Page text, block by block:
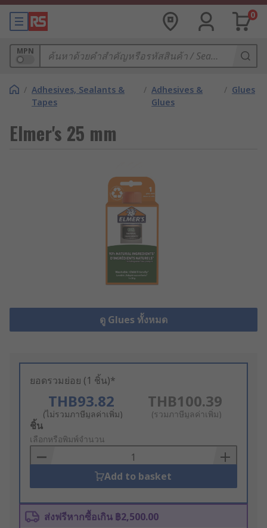
0
MPN
/ Adhesives, Sealants &
Tapes
/ Adhesives &
Glues
/ Glues
Elmer's 25 mm
ดู Glues ทั้งหมด
ยอดรวมย่อย (1 ชิ้น)*
THB93.82
(ไม่รวมภาษีมูลค่าเพิ่ม)
THB100.39
(รวมภาษีมูลค่าเพิ่ม)
Add
to
Basket
ชิ้น
เลือกหรือพิมพ์จำนวน
Add to basket
ส่งฟรีหากซื้อเกิน ฿2,500.00